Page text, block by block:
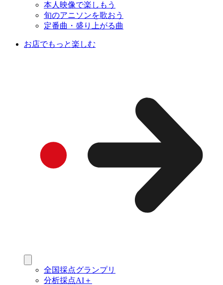
本人映像で楽しもう
旬のアニソンを歌おう
定番曲・盛り上がる曲
お店でもっと楽しむ
全国採点グランプリ
分析採点AI＋